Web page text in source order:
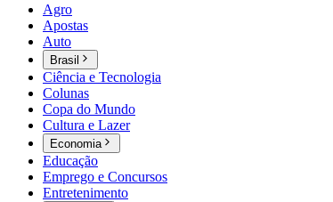
Agro
Apostas
Auto
Brasil
Ciência e Tecnologia
Colunas
Copa do Mundo
Cultura e Lazer
Economia
Educação
Emprego e Concursos
Entretenimento